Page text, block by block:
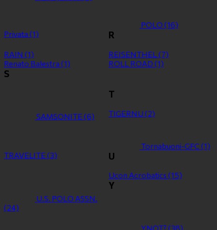
POLO (16)
Privata (1) R
RAIN (1) REISENTHEL(7)
Renato Balestra (1) ROLL ROAD (1)
S
SAMSONITE (6)
T
TIGERNU (2)
Tornabuoni-GFC (1)
TRAVELITE (3) U
U.S. POLO ASSN.
(24)
Ucon Acrobatics (15)
Y
YNOT? (38)